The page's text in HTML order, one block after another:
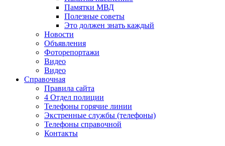
Памятки МВД
Полезные советы
Это должен знать каждый
Новости
Объявления
Фоторепортажи
Видео
Видео
Справочная
Правила сайта
4 Отдел полиции
Телефоны горячие линии
Экстренные службы (телефоны)
Телефоны справочной
Контакты